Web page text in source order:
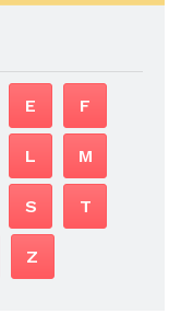
E F
L M
S T
Z